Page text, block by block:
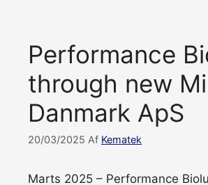
Performance
through new
Danmark ApS
20/03/2025 Af Kematek
Marts 2025 – Performance